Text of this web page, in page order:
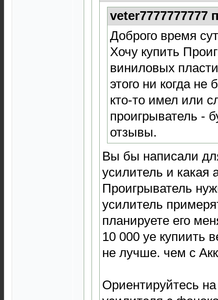
veter7777777777
Доброго время
Хочу купить
виниловых
этого ни когда
кто-то имел или
проигрыватель -
отзывы.
Вы бы написали
усилитель и какая
Проигрыватель
усилитель
планируете его
10 000 уе купиить
не лучше. чем с
Ориентируйтесь